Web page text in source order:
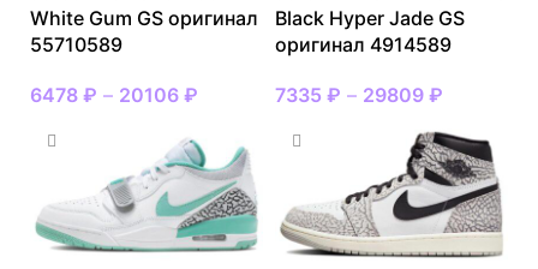
White Gum GS оригинал
55710589
6478 ₽ – 20106 ₽
Black Hyper Jade GS
оригинал 4914589
7335 ₽ – 29809 ₽